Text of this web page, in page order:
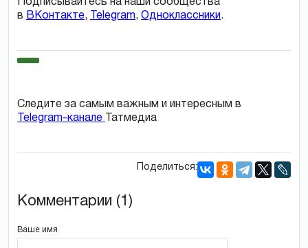
Подписывайтесь на наши сообщества
в ВКонтакте, Telegram, Одноклассники.
Следите за самым важным и интересным в
Telegram-канале
Татмедиа
Поделиться:
Комментарии (1)
Ваше имя